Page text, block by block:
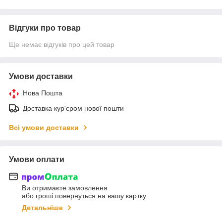
Відгуки про товар
Ще немає відгуків про цей товар
Умови доставки
Нова Пошта
Доставка кур'єром нової пошти
Всі умови доставки
Умови оплати
Ви отримаєте замовлення
або гроші повернуться на вашу картку
Детальніше